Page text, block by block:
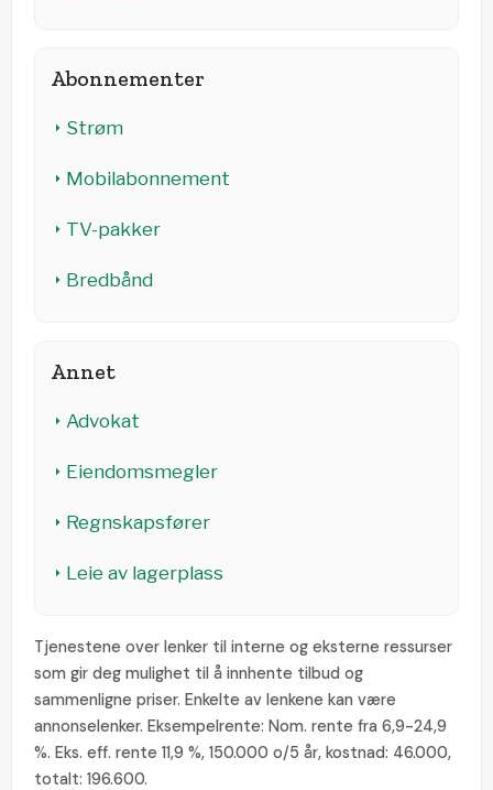
Abonnementer
Strøm
Mobilabonnement
TV-pakker
Bredbånd
Annet
Advokat
Eiendomsmegler
Regnskapsfører
Leie av lagerplass
Tjenestene over lenker til interne og eksterne ressurser
som gir deg mulighet til å innhente tilbud og
sammenligne priser. Enkelte av lenkene kan være
annonselenker. Eksempelrente: Nom. rente fra 6,9-24,9
%. Eks. eff. rente 11,9 %, 150.000 o/5 år, kostnad: 46.000,
totalt: 196.600.